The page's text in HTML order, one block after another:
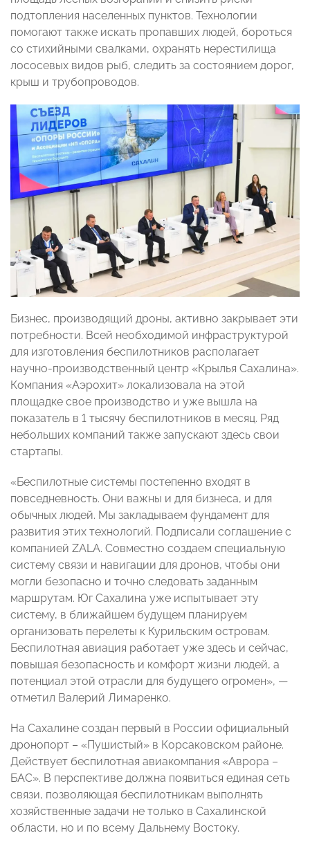
подтопления населенных пунктов. Технологии
помогают также искать пропавших людей, бороться
со стихийными свалками, охранять нерестилища
лососевых видов рыб, следить за состоянием дорог,
крыш и трубопроводов.
Бизнес, производящий дроны, активно закрывает эти
потребности. Всей необходимой инфраструктурой
для изготовления беспилотников располагает
научно-производственный центр «Крылья Сахалина».
Компания «Аэрохит» локализовала на этой
площадке свое производство и уже вышла на
показатель в 1 тысячу беспилотников в месяц. Ряд
небольших компаний также запускают здесь свои
стартапы.
«Беспилотные системы постепенно входят в
повседневность. Они важны и для бизнеса, и для
обычных людей. Мы закладываем фундамент для
развития этих технологий. Подписали соглашение с
компанией ZALA. Совместно создаем специальную
систему связи и навигации для дронов, чтобы они
могли безопасно и точно следовать заданным
маршрутам. Юг Сахалина уже испытывает эту
систему, в ближайшем будущем планируем
организовать перелеты к Курильским островам.
Беспилотная авиация работает уже здесь и сейчас,
повышая безопасность и комфорт жизни людей, а
потенциал этой отрасли для будущего огромен», —
отметил Валерий Лимаренко.
На Сахалине создан первый в России официальный
дронопорт – «Пушистый» в Корсаковском районе.
Действует беспилотная авиакомпания «Аврора –
БАС». В перспективе должна появиться единая сеть
связи, позволяющая беспилотникам выполнять
хозяйственные задачи не только в Сахалинской
области, но и по всему Дальнему Востоку.